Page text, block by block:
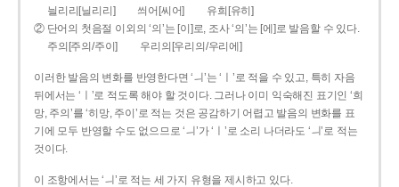
늴리리[닐리리]
씌어[씨어]
유희[유히]
② 단어의 첫음절 이외의 ‘의’는 [이]로, 조사 ‘의’는 [에]로 발음할 수 있다.
주의[주의/주이]
우리의[우리의/우리에]
이러한 발음의 변화를 반영한다면 ‘ㅢ’는 ‘ㅣ’로 적을 수 있고, 특히 자음
뒤에서는 ‘ㅣ’로 적도록 해야 할 것이다. 그러나 이미 익숙해진 표기인 ‘희
망, 주의’를 ‘히망, 주이’로 적는 것은 공감하기 어렵고 발음의 변화를 표
기에 모두 반영할 수도 없으므로 ‘ㅢ’가 ‘ㅣ’로 소리 나더라도 ‘ㅢ’로 적는
것이다.
이 조항에서는 ‘ㅢ’로 적는 세 가지 유형을 제시하고 있다.